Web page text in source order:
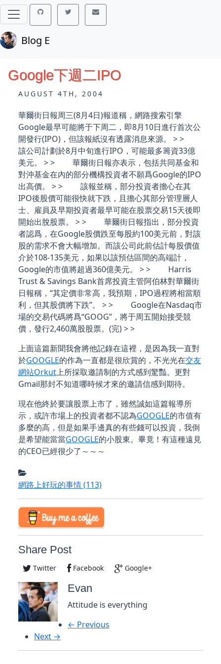
Blog E
Google下週二IPO
AUGUST 4TH, 2004
華爾街日報周三(8月4日)報道稱，網路搜索引擎
Google最早可能將于下周二，即8月10日進行首次公
開發行(IPO)，但該報紙沒有透露消息來源。 > >
該公司計劃於8月中旬進行IPO，可能最多籌資33億
美元。 > > 華爾街日報亦表示，包括共同基金和
對沖基金在內的部分機構投資者不願爲Google的IPO
出高價。 > > 該報並稱，部分投資者擔心在其
IPO後股價可能很快就下跌，且擔心其部分管理層人
士、雇員及早期投資者最早可能在股票交易15天後即
開始出脫股票。 > > 華爾街日報指出，部分投資
者認爲，在Google股價跌至每股約100美元前，對該
股的需求不會大幅增加。而該公司此前估計每股價值
介於108-135美元，如果以該預估區間的高端計，
Google的市值將超過360億美元。 > > Harris
Trust & Savings Bank首席投資主管阿伯林對華爾街
日報稱，“其定價非常高，我預期，IPO過程將相當順
利，但其股價將下跌”。 > > Google在Nasdaq市
場的交易代碼將爲“GOOG”，將于周五開始接受競
價，發行2,460萬股股票。(完) > >
上面這篇新聞我會將他記錄在這裡，是因為我一直對
於GOOGLE的作為一直都是很欣賞的，不光光在交友
網站Orkut上所採取邀請制的方式感到驚豔。更對
Gmail那封不知道哪時候才來的邀請信感到期待。
現在他終於要讓股票上市了，雖然誠如這篇報導所
示，或許市場上的投資者都不認為GOOGLE的市值有
多麼的高，但是如果手邊真的有些錢可以投資，我倒
是希望能當當GOOGLE的小股東。畢竟！有這種遠見
的CEO已經很少了～～～
網路上好玩的事情(113)
Share Post
Twitter Facebook Google+
Evan
Attitude is everything
← Previous
Next →